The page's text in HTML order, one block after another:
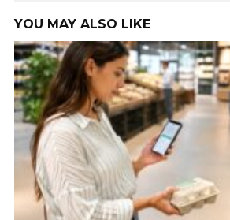
YOU MAY ALSO LIKE